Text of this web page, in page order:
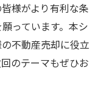
様がより有利な条
っています。本シ
不動産売却に役立
のテーマもぜひお